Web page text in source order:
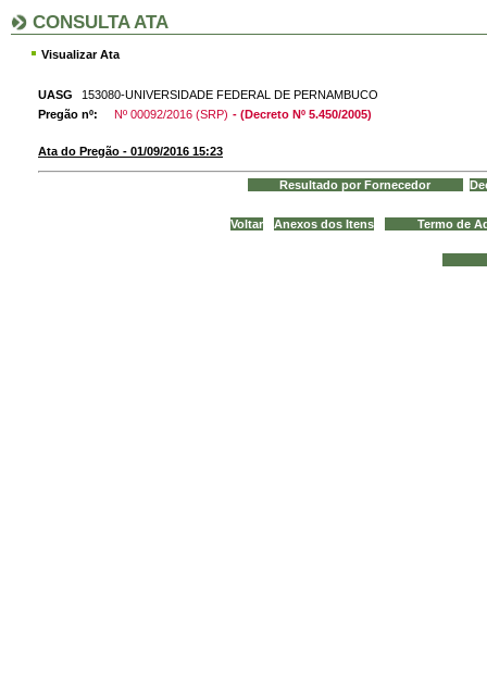
CONSULTA ATA
Visualizar Ata
UASG
153080-UNIVERSIDADE FEDERAL DE PERNAMBUCO
Pregão nº:
Nº 00092/2016 (SRP) - (Decreto Nº 5.450/2005)
Ata do Pregão - 01/09/2016 15:23